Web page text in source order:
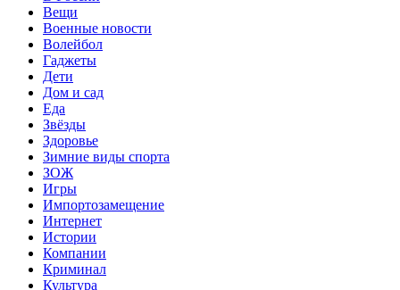
Вещи
Военные новости
Волейбол
Гаджеты
Дети
Дом и сад
Еда
Звёзды
Здоровье
Зимние виды спорта
ЗОЖ
Игры
Импортозамещение
Интернет
Истории
Компании
Криминал
Культура